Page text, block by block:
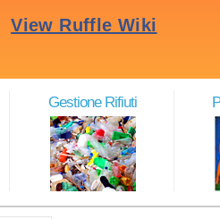
Gestione Rifiuti